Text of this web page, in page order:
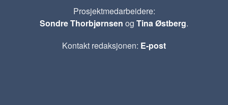
Prosjektmedarbeidere:
Sondre Thorbjørnsen og Tina Østberg.
Kontakt redaksjonen: E-post